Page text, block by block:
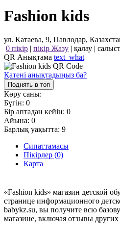
Fashion kids
ул. Катаева, 9, Павлодар,
0 пікір | пікір Жазу | қалау |
QR Анықтама text_what
Қатені анықтадыңыз ба?
Поднять в топ
Көру саны:
Бүгін: 0
Бір аптадан кейін: 0
Айына: 0
Барлық уақытта: 9
Сипаттамасы
Пікірлер (0)
Карта
«Fashion kids» магазин детской
странице информационного
babykz.su, вы получите всю
магазине, включая отзывы других